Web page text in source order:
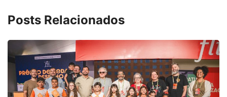
Posts Relacionados